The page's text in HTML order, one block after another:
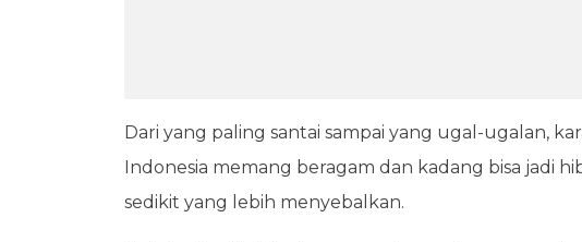
Dari yang paling santai sampai yang ugal-ugalan,
Indonesia memang beragam dan kadang bisa jadi
sedikit yang lebih menyebalkan.